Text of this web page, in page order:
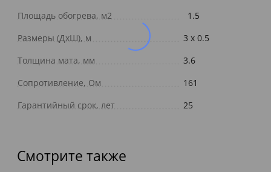
Площадь обогрева, м2
1.5
Размеры (ДxШ), м
3 x 0.5
Толщина мата, мм
3.6
Сопротивление, Ом
161
Гарантийный срок, лет
25
Смотрите также